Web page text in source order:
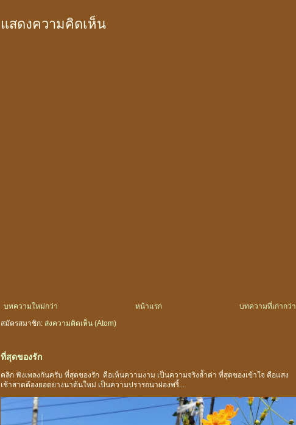
แสดงความคิดเห็น
บทความใหม่กว่า บทความที่เก่ากว่า
หน้าแรก
สมัครสมาชิก: ส่งความคิดเห็น (Atom)
ที่สุดของรัก
คลิก ฟังเพลงกันครับ ที่สุดของรัก คือเห็นความงาม เป็นความจริงล้ำค่า ที่สุดของเข้าใจ คือแสง
เช้าสาดต้องยอดยางนาต้นใหม่ เป็นความปรารถนาผ่องพริ้...